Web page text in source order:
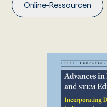
Online-Ressourcen